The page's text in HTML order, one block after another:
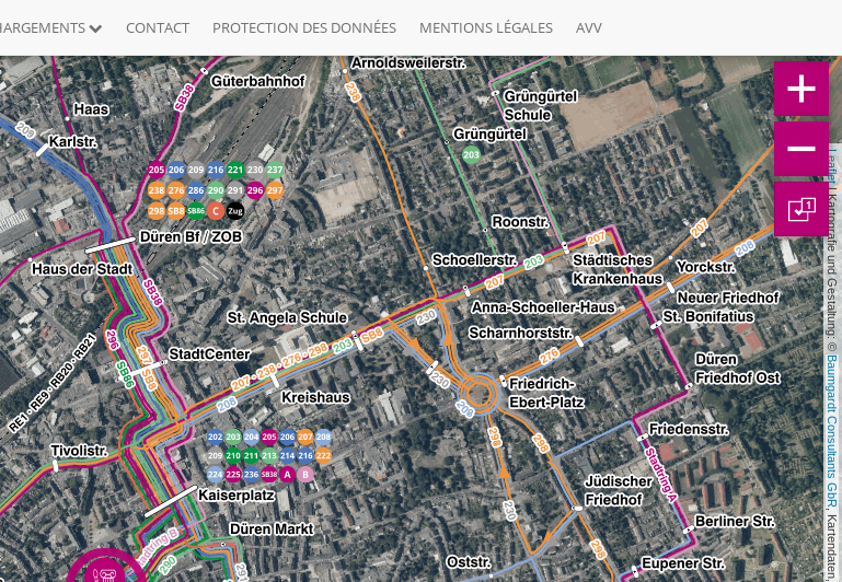
CONTACT PROTECTION DES DONNÉES MENTIONS LÉGALES AVV
Leaflet
| Kartografie und Gestaltung: ©
Baumgardt Consultants GbR
1